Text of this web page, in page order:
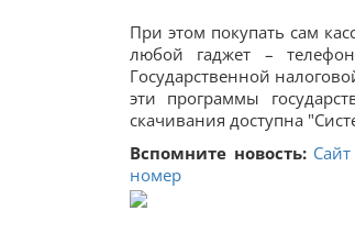
При этом покупать сам
любой гаджет –
Государственной
эти программы
скачивания доступна
Вспомните новость:
номер